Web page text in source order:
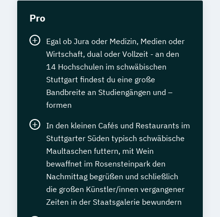
Pro
Egal ob Jura oder Medizin, Medien oder
Wirtschaft, dual oder Vollzeit - an den
14 Hochschulen im schwäbischen
Stuttgart findest du eine große
Bandbreite an Studiengängen und –
formen
In den kleinen Cafés und Restaurants im
Stuttgarter Süden typisch schwäbische
Maultaschen futtern, mit Wein
bewaffnet im Rosensteinpark den
Nachmittag begrüßen und schließlich
die großen Künstler/innen vergangener
Zeiten in der Staatsgalerie bewundern